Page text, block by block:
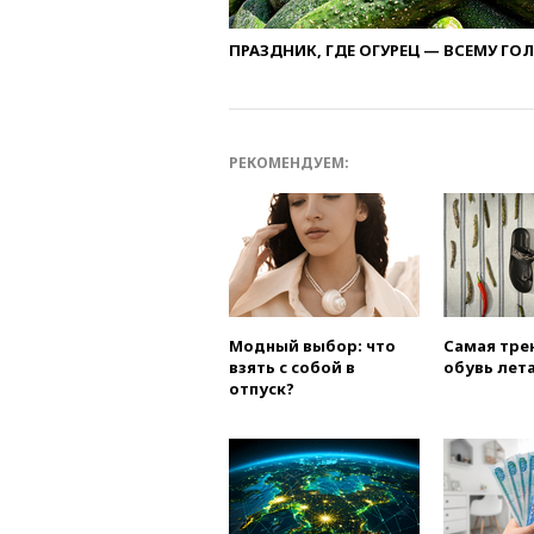
ПРАЗДНИК, ГДЕ ОГУРЕЦ — ВСЕМУ
РЕКОМЕНДУЕМ:
Модный выбор: что
взять с собой в
отпуск?
Самая
обувь